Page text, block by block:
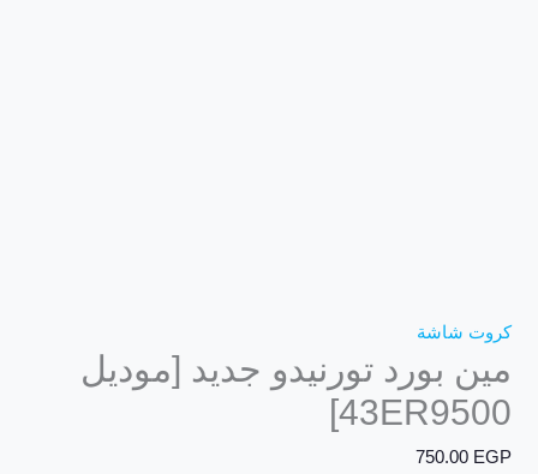
كروت شاشة
مين بورد تورنيدو جديد [موديل
43ER9500]
750.00 EGP